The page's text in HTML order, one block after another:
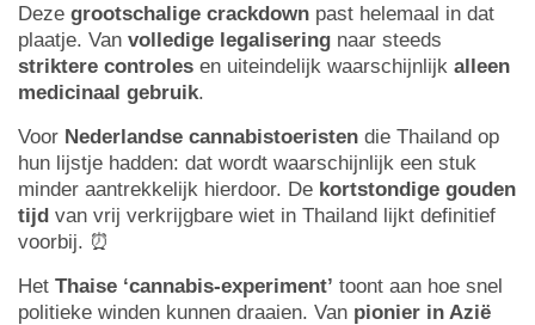
Deze grootschalige crackdown past helemaal in dat
plaatje. Van volledige legalisering naar steeds
striktere controles en uiteindelijk waarschijnlijk alleen
medicinaal gebruik.
Voor Nederlandse cannabistoeristen die Thailand op
hun lijstje hadden: dat wordt waarschijnlijk een stuk
minder aantrekkelijk hierdoor. De kortstondige gouden
tijd van vrij verkrijgbare wiet in Thailand lijkt definitief
voorbij. ⏰
Het Thaise ‘cannabis-experiment’ toont aan hoe snel
politieke winden kunnen draaien. Van pionier in Azië